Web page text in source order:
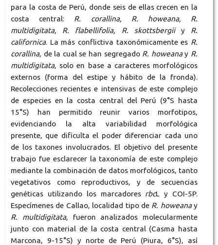
para la costa de Perú, donde seis de ellas crecen en la
costa central: R. corallina, R. howeana, R.
multidigitata, R. flabellifolia, R. skottsbergiiy R.
californica. La más conflictiva taxonómicamente es R.
corallina, de la cual se han segregado R. howeanay R.
multidigitata, solo en base a caracteres morfológicos
externos (forma del estipe y hábito de la fronda).
Recolecciones recientes e intensivas de este complejo
de especies en la costa central del Perú (9°S hasta
15°S) han permitido reunir varios morfotipos,
evidenciando la alta variabilidad morfológica
presente, que dificulta el poder diferenciar cada uno
de los taxones involucrados. El objetivo del presente
trabajo fue esclarecer la taxonomía de este complejo
mediante la combinación de datos morfológicos, tanto
vegetativos como reproductivos, y de secuencias
genéticas utilizando los marcadores rbcL y COI-5P.
Especímenes de Callao, localidad tipo de R. howeanay
R. multidigitata, fueron analizados molecularmente
junto con material de la costa central (Casma hasta
Marcona, 9-15°S) y norte de Perú (Piura, 6°S), así